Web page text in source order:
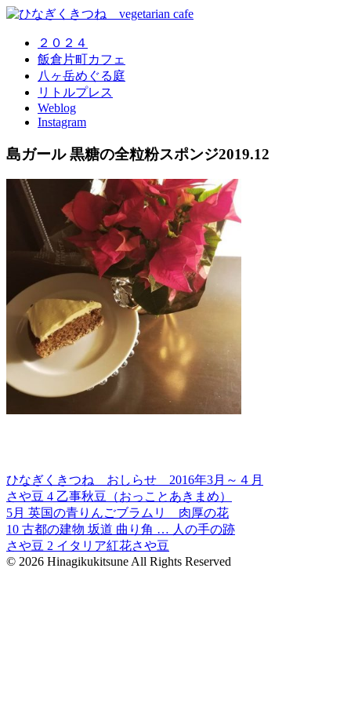
２０２４
飯倉片町カフェ
八ヶ岳めぐる庭
リトルプレス
Weblog
Instagram
島ガール 黒糖の全粒粉スポンジ2019.12
ひなぎくきつね おしらせ 2016年3月～４月
さや豆 4 乙事秋豆（おっことあきまめ）
5月 英国の青りんごブラムリ 肉厚の花
10 古都の建物 坂道 曲り角 … 人の手の跡
さや豆 2 イタリア紅花さや豆
© 2026 Hinagikukitsune All Rights Reserved